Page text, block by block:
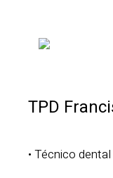
TPD
• Técnico